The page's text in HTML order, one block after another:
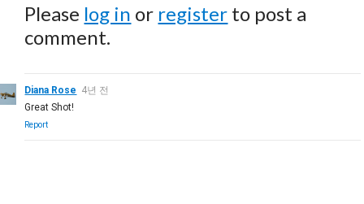
Please log in or register to post a
comment.
Diana Rose 4년 전
Great Shot!
Report